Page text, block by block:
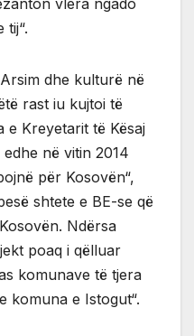
tij“.
dhe kulturë në
rast iu kujtoi të
e Kreyetarit të Kësaj
në vitin 2014
për Kosovën“,
shtete e BE-se që
Ndërsa
poaq i qëlluar
komunave të tjera
komuna e Istogut“.